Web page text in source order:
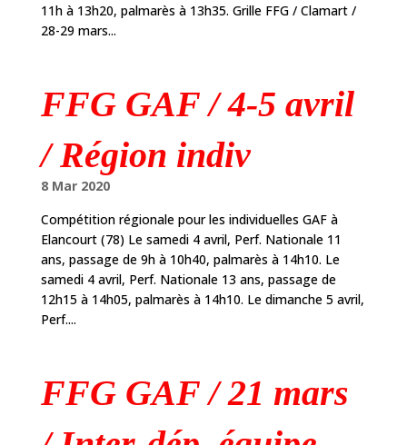
11h à 13h20, palmarès à 13h35. Grille FFG / Clamart /
28-29 mars...
FFG GAF / 4-5 avril
/ Région indiv
8 Mar 2020
Compétition régionale pour les individuelles GAF à
Elancourt (78) Le samedi 4 avril, Perf. Nationale 11
ans, passage de 9h à 10h40, palmarès à 14h10. Le
samedi 4 avril, Perf. Nationale 13 ans, passage de
12h15 à 14h05, palmarès à 14h10. Le dimanche 5 avril,
Perf....
FFG GAF / 21 mars